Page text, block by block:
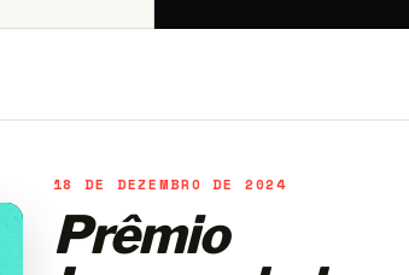
18 DE DEZEMBRO DE 2024
Prêmio